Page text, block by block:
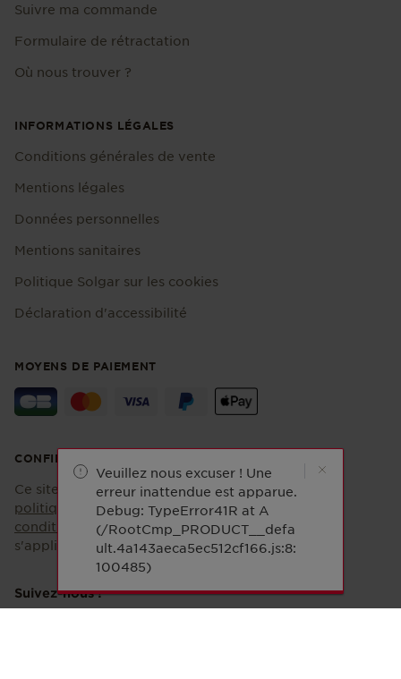
Suivre ma commande
Formulaire de rétractation
Où nous trouver ?
INFORMATIONS LÉGALES
Conditions générales de vente
Mentions légales
Données personnelles
Mentions sanitaires
Politique Solgar sur les cookies
Déclaration d'accessibilité
MOYENS DE PAIEMENT
CONFIDENTIALITÉ
Ce site est protégé par reCAPTCHA et la
politique de confidentialitéet les
conditions d'utilisationde Google
s'appliquent.
Suivez-nous !
Veuillez nous excuser ! Une
erreur inattendue est apparue.
Debug: TypeError41R at A
(/RootCmp_PRODUCT__defa
ult.4a143aeca5ec512cf166.js:8:
100485)